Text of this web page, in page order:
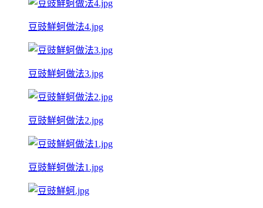
豆豉鮮蚵做法4.jpg
豆豉鮮蚵做法3.jpg
豆豉鮮蚵做法2.jpg
豆豉鮮蚵做法1.jpg